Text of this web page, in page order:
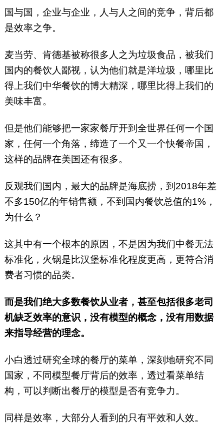
国与国，企业与企业，人与人之间的竞争，背后都
是效率之争。
麦当劳、肯德基被称很多人之为垃圾食品，被我们
国内的餐饮人鄙视，认为他们就是洋垃圾，哪里比
得上我们中华餐饮的博大精深，哪里比得上我们的
美味丰富。
但是他们能够把一家家餐厅开到全世界任何一个国
家，任何一个角落，缔造了一个又一个快餐帝国，
这样的品牌在美国还有很多。
反观我们国内，最大的品牌是海底捞，到2018年差
不多150亿的年销售额，不到国内餐饮总值的1%，
为什么？
这其中有一个根本的原因，不是因为我们中餐无法
标准化，火锅是比汉堡标准化程度更高，更符合消
费者习惯的品类。
而是我们绝大多数餐饮从业者，甚至包括很多老司
机缺乏效率的意识，没有模型的概念，没有用数据
来指导经营的理念。
小白透过研究全球的餐厅的菜单，深刻地研究不同
国家，不同模型餐厅背后的效率，透过看菜单结
构，可以判断出餐厅的模型是否有竞争力。
同样是效率，大部分人看到的只有平效和人效。